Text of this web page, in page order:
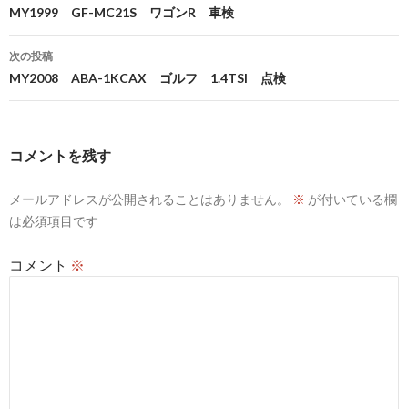
稿
ナ
ビ
ョ
MY1999 GF-MC21S ワゴンR 車検
次の投稿
MY2008 ABA-1KCAX ゴルフ 1.4TSI 点検
コメントを残す
メールアドレスが公開されることはありません。 ※ が付いている欄
は必須項目です
コメント ※